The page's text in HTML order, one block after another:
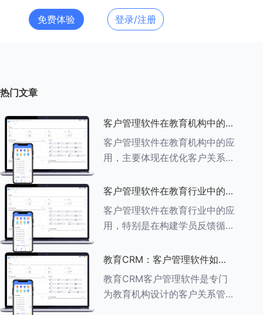
免费体验 登录/注册
热门文章
客户管理软件在教育机构中的应
用探索
客户管理软件在教育机构中的应
用，主要体现在优化客户关系管
作效率及促进业务增长等多个方
面。以下是对客户管理软件在教
育机构中应用的具体探索：
###一、
客户管理软件在教育行业中的学
员反馈循环机制
客户管理软件在教育行业中的应
用，特别是在构建学员反馈循环
用。以下是对客户管理软件在教
育行业中学员反馈循环机制的详
细分析： ###一、学员反馈循
环机制
教育CRM：客户管理软件如何
助力教育机构实现可持续发展
教育CRM客户管理软件是专门
为教育机构设计的客户关系管理